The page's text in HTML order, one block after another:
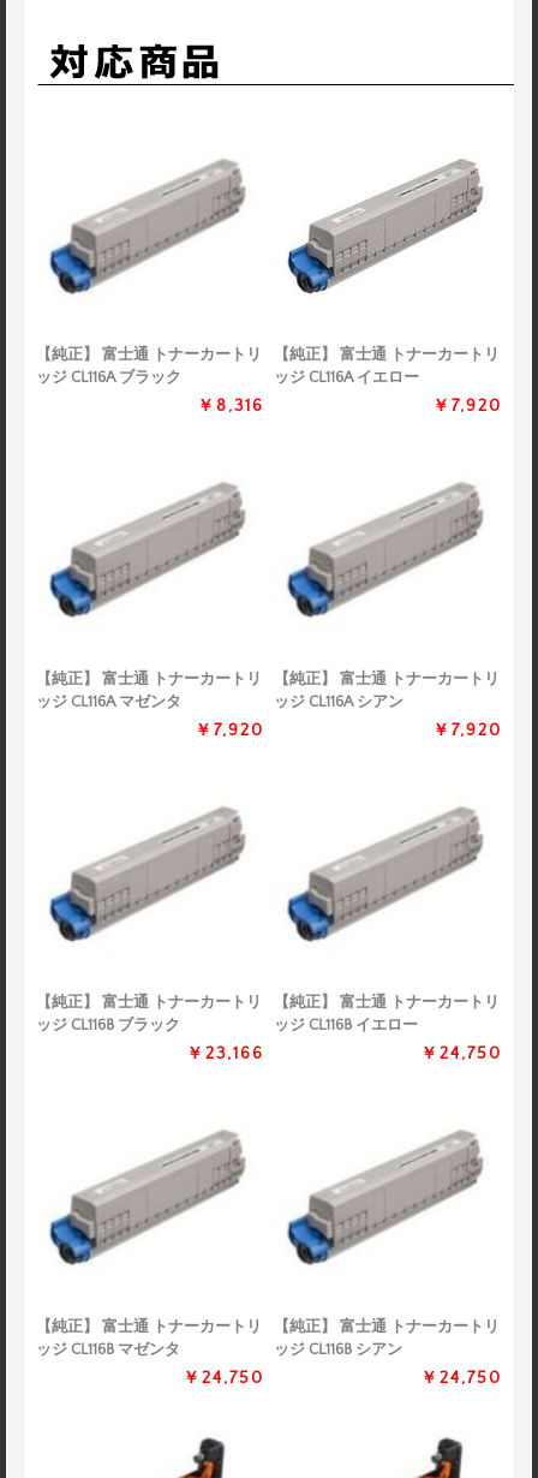
【純正】 富士通 トナーカートリ
ッジ CL116A ブラック
￥8,316
【純正】 富士通 トナーカートリ
ッジ CL116A イエロー
￥7,920
【純正】 富士通 トナーカートリ
ッジ CL116A マゼンタ
￥7,920
【純正】 富士通 トナーカートリ
ッジ CL116A シアン
￥7,920
【純正】 富士通 トナーカートリ
ッジ CL116B ブラック
￥23,166
【純正】 富士通 トナーカートリ
ッジ CL116B イエロー
￥24,750
【純正】 富士通 トナーカートリ
ッジ CL116B マゼンタ
￥24,750
【純正】 富士通 トナーカートリ
ッジ CL116B シアン
￥24,750